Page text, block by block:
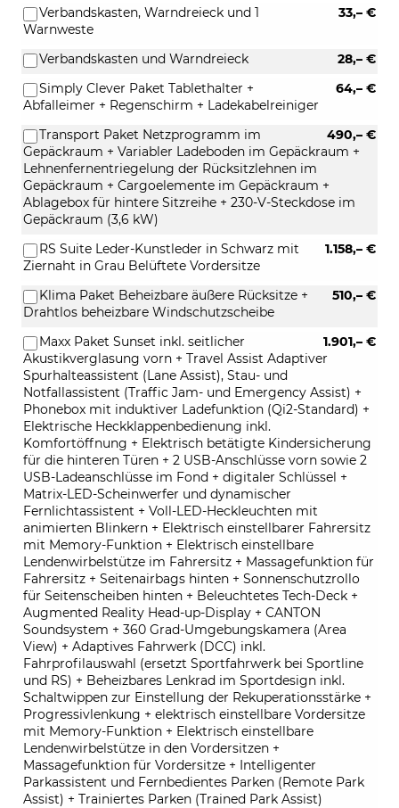
33,– €
Verbandskasten, Warndreieck und 1
Warnweste
28,– €
Verbandskasten und Warndreieck
64,– €
Simply Clever Paket Tablethalter +
Abfalleimer + Regenschirm + Ladekabelreiniger
490,– €
Transport Paket Netzprogramm im
Gepäckraum + Variabler Ladeboden im Gepäckraum +
Lehnenfernentriegelung der Rücksitzlehnen im
Gepäckraum + Cargoelemente im Gepäckraum +
Ablagebox für hintere Sitzreihe + 230-V-Steckdose im
Gepäckraum (3,6 kW)
1.158,– €
RS Suite Leder-Kunstleder in Schwarz mit
Ziernaht in Grau Belüftete Vordersitze
510,– €
Klima Paket Beheizbare äußere Rücksitze +
Drahtlos beheizbare Windschutzscheibe
1.901,– €
Maxx Paket Sunset inkl. seitlicher
Akustikverglasung vorn + Travel Assist Adaptiver
Spurhalteassistent (Lane Assist), Stau- und
Notfallassistent (Traffic Jam- und Emergency Assist) +
Phonebox mit induktiver Ladefunktion (Qi2-Standard) +
Elektrische Heckklappenbedienung inkl.
Komfortöffnung + Elektrisch betätigte Kindersicherung
für die hinteren Türen + 2 USB-Anschlüsse vorn sowie 2
USB-Ladeanschlüsse im Fond + digitaler Schlüssel +
Matrix-LED-Scheinwerfer und dynamischer
Fernlichtassistent + Voll-LED-Heckleuchten mit
animierten Blinkern + Elektrisch einstellbarer Fahrersitz
mit Memory-Funktion + Elektrisch einstellbare
Lendenwirbelstütze im Fahrersitz + Massagefunktion für
Fahrersitz + Seitenairbags hinten + Sonnenschutzrollo
für Seitenscheiben hinten + Beleuchtetes Tech-Deck +
Augmented Reality Head-up-Display + CANTON
Soundsystem + 360 Grad-Umgebungskamera (Area
View) + Adaptives Fahrwerk (DCC) inkl.
Fahrprofilauswahl (ersetzt Sportfahrwerk bei Sportline
und RS) + Beheizbares Lenkrad im Sportdesign inkl.
Schaltwippen zur Einstellung der Rekuperationsstärke +
Progressivlenkung + elektrisch einstellbare Vordersitze
mit Memory-Funktion + Elektrisch einstellbare
Lendenwirbelstütze in den Vordersitzen +
Massagefunktion für Vordersitze + Intelligenter
Parkassistent und Fernbedientes Parken (Remote Park
Assist) + Trainiertes Parken (Trained Park Assist)